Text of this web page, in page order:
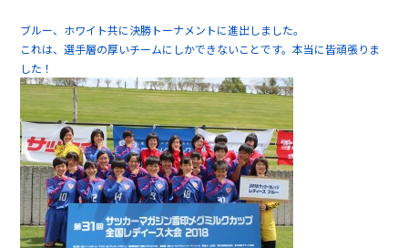
ブルー、ホワイト共に決勝トーナメントに進出しました。
これは、選手層の厚いチームにしかできないことです。本当に皆頑張りま
した！